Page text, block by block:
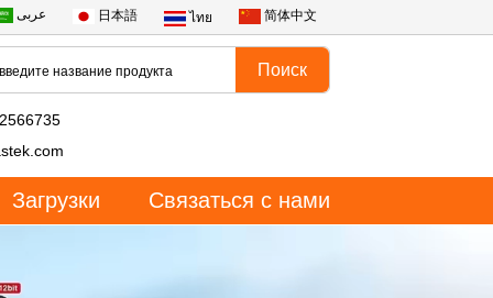
عربى 日本語 ไทย 简体中文
Загрузки Связаться с нами